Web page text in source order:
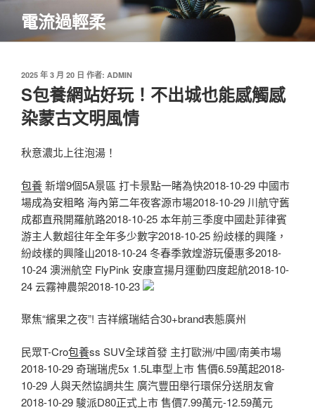
主
電流過輕柔
發
佈
於
2025 年 3 月 20 日 作者: ADMIN
S包養網站好玩！不出城也能感觸感
染蒙古文明風情
秋意濃北上往泡湯！
包養新增9個5A景區 打卡景點一睹為快2018-10-29 中國市
場成為安粗略 海內第二年夜客源市場2018-10-29 川航守舊
成都直飛開羅航路2018-10-25 本年前三季度中國赴菲律賓
游主人數超往年全年多少數字2018-10-25 紛歧樣的興隆，
紛歧樣的興隆山2018-10-24 冬春季敦煌游玩優惠多2018-
10-24 澳洲航空 FlyPink 安康宣揚月運動四度起航2018-10-
24 云霧神農架2018-10-23
聚焦“繽果之夜”! 吉祥繽瑞結合30+brand表態廣州
民眾T-Cro包養ss SUV全球首發 主打歐洲/中國/南美市場
2018-10-29 奇瑞瑞虎5x 1.5L車型上市 售價6.59萬起2018-
10-29 人與天然協調共生 廣汽豐田舉行環保分送朋友會
2018-10-29 駿派D80正式上市 售價7.99萬元-12.59萬元